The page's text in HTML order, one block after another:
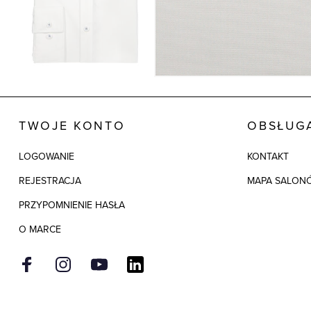
TWOJE KONTO
LOGOWANIE
REJESTRACJA
PRZYPOMNIENIE HASŁA
O MARCE
KONTAKT
MAPA